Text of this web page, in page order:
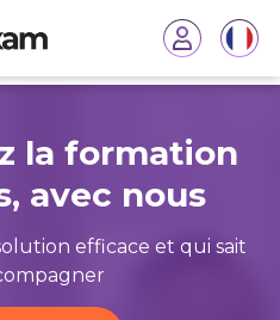
la formation
avec nous
efficace et qui sait